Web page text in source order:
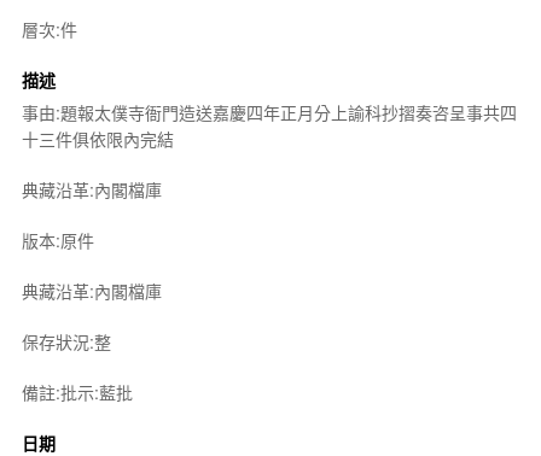
層次:件
描述
事由:題報太僕寺衙門造送嘉慶四年正月分上諭科抄摺奏咨呈事共四
十三件俱依限內完結
典藏沿革:內閣檔庫
版本:原件
典藏沿革:內閣檔庫
保存狀況:整
備註:批示:藍批
日期